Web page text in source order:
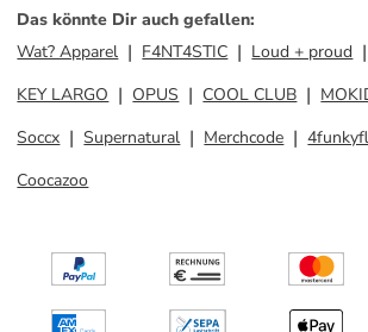
Das könnte Dir auch gefallen:
Wat? Apparel
F4NT4STIC Loud + proud
KEY LARGO
OPUS COOL CLUB
Soccx
Supernatural Merchcode
Coocazoo